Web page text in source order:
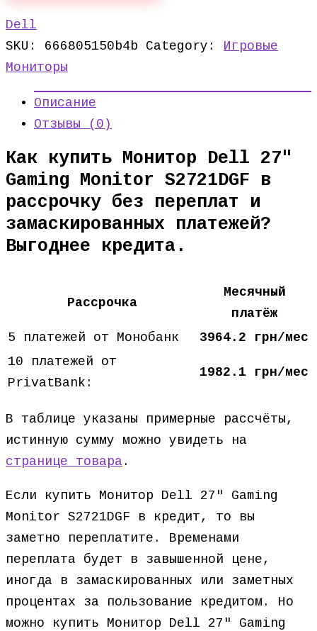
Dell
SKU: 666805150b4b Category: Игровые
Мониторы
Описание
Отзывы (0)
Как купить Монитор Dell 27″
Gaming Monitor S2721DGF в
рассрочку без переплат и
замаскированных платежей?
Выгоднее кредита.
Рассрочка
Месячный
платёж
5 платежей от Монобанк
3964.2 грн/мес
10 платежей от
PrivatBank:
1982.1 грн/мес
В таблице указаны примерные рассчёты,
истинную сумму можно увидеть на
странице товара .
Если купить Монитор Dell 27″ Gaming
Monitor S2721DGF в кредит, то вы
заметно переплатите. Временами
переплата будет в завышенной цене,
иногда в замаскированных или заметных
процентах за пользование кредитом. Но
можно купить Монитор Dell 27″ Gaming